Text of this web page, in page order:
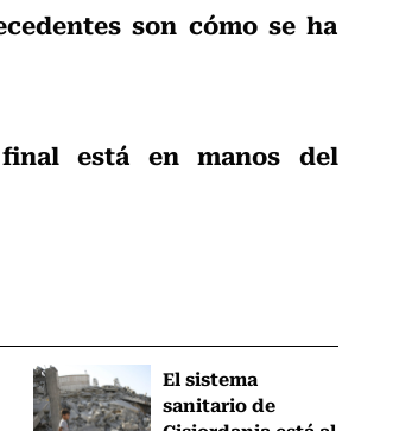
son cómo se ha
está en manos del
El sistema
sanitario de